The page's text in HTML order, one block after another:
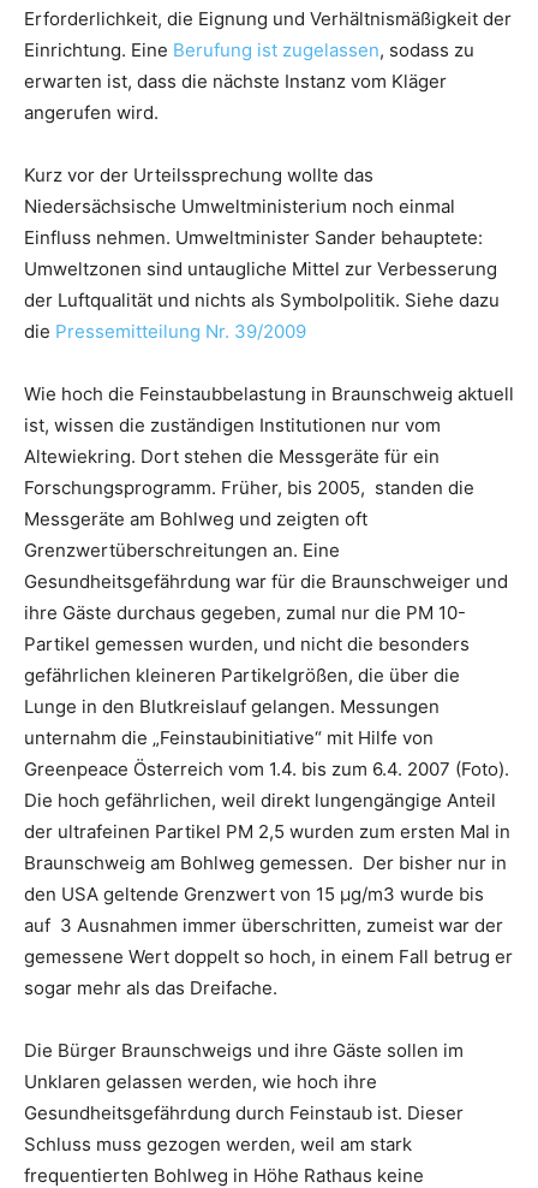
Erforderlichkeit, die Eignung und Verhältnismäßigkeit der
Einrichtung. Eine Berufung ist zugelassen, sodass zu
erwarten ist, dass die nächste Instanz vom Kläger
angerufen wird.
Kurz vor der Urteilssprechung wollte das
Niedersächsische Umweltministerium noch einmal
Einfluss nehmen. Umweltminister Sander behauptete:
Umweltzonen sind untaugliche Mittel zur Verbesserung
der Luftqualität und nichts als Symbolpolitik. Siehe dazu
die Pressemitteilung Nr. 39/2009
Wie hoch die Feinstaubbelastung in Braunschweig aktuell
ist, wissen die zuständigen Institutionen nur vom
Altewiekring. Dort stehen die Messgeräte für ein
Forschungsprogramm. Früher, bis 2005, standen die
Messgeräte am Bohlweg und zeigten oft
Grenzwertüberschreitungen an. Eine
Gesundheitsgefährdung war für die Braunschweiger und
ihre Gäste durchaus gegeben, zumal nur die PM 10-
Partikel gemessen wurden, und nicht die besonders
gefährlichen kleineren Partikelgrößen, die über die
Lunge in den Blutkreislauf gelangen. Messungen
unternahm die „Feinstaubinitiative“ mit Hilfe von
Greenpeace Österreich vom 1.4. bis zum 6.4. 2007 (Foto).
Die hoch gefährlichen, weil direkt lungengängige Anteil
der ultrafeinen Partikel PM 2,5 wurden zum ersten Mal in
Braunschweig am Bohlweg gemessen. Der bisher nur in
den USA geltende Grenzwert von 15 µg/m3 wurde bis
auf 3 Ausnahmen immer überschritten, zumeist war der
gemessene Wert doppelt so hoch, in einem Fall betrug er
sogar mehr als das Dreifache.
Die Bürger Braunschweigs und ihre Gäste sollen im
Unklaren gelassen werden, wie hoch ihre
Gesundheitsgefährdung durch Feinstaub ist. Dieser
Schluss muss gezogen werden, weil am stark
frequentierten Bohlweg in Höhe Rathaus keine